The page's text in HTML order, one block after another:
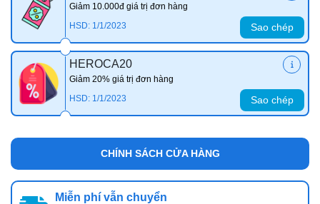
Giảm 10.000đ giá trị đơn hàng
HSD: 1/1/2023
Sao chép
HEROCA20
Giảm 20% giá trị đơn hàng
HSD: 1/1/2023
Sao chép
CHÍNH SÁCH CỬA HÀNG
Miễn phí vẫn chuyển